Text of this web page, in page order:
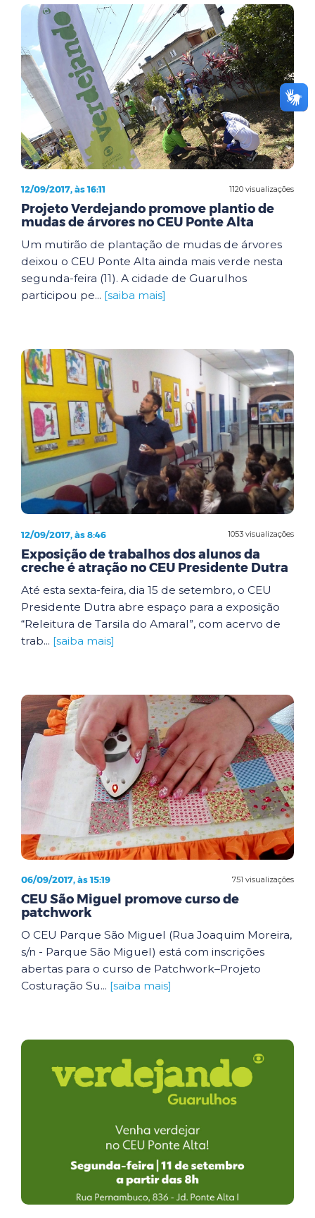
1120 visualizações
12/09/2017, às 16:11
Projeto Verdejando promove plantio de
mudas de árvores no CEU Ponte Alta
Um mutirão de plantação de mudas de árvores
deixou o CEU Ponte Alta ainda mais verde nesta
segunda-feira (11). A cidade de Guarulhos
participou pe... [saiba mais]
1053 visualizações
12/09/2017, às 8:46
Exposição de trabalhos dos alunos da
creche é atração no CEU Presidente Dutra
Até esta sexta-feira, dia 15 de setembro, o CEU
Presidente Dutra abre espaço para a exposição
“Releitura de Tarsila do Amaral”, com acervo de
trab... [saiba mais]
751 visualizações
06/09/2017, às 15:19
CEU São Miguel promove curso de
patchwork
O CEU Parque São Miguel (Rua Joaquim Moreira,
s/n - Parque São Miguel) está com inscrições
abertas para o curso de Patchwork–Projeto
Costuração Su... [saiba mais]